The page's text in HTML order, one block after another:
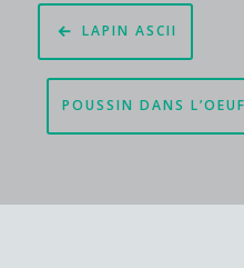
Navigation
de
l’article
LAPIN ASCII
POUSSIN DANS